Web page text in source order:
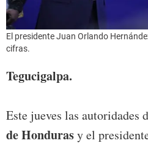
El presidente Juan Orlando
cifras.
Tegucigalpa.
Este jueves las autoridades
de Hondurasy el